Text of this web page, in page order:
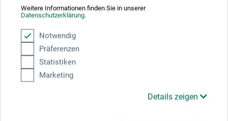
Weitere Informationen finden Sie in unserer
Datenschutzerklärung.
Notwendig
Präferenzen
Statistiken
Marketing
Details zeigen
Parc d'Activités de Gémenos
13881 Gemenos
FRANKREICH
info@pebeo.com